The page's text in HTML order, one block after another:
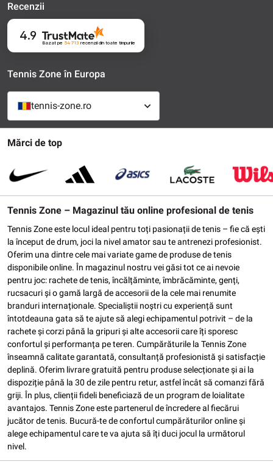
Mărci de top
Tennis Zone – Magazinul tău online profesional de tenis
Tennis Zone este locul ideal pentru toți pasionații de tenis – fie că ești
la început de drum, joci la nivel amator sau te antrenezi profesionist.
Oferim una dintre cele mai variate game de produse de tenis
disponibile online. În magazinul nostru vei găsi tot ce ai nevoie
pentru joc: rachete de tenis, încălțăminte, îmbrăcăminte, genți,
rucsacuri și o gamă largă de accesorii de la cele mai renumite
branduri internaționale. Specialiștii noștri cu experiență sunt
întotdeauna gata să te ajute să alegi echipamentul potrivit – de la
rachete și corzi până la gripuri și alte accesorii care îți sporesc
confortul și performanța pe teren. Cumpărăturile la Tennis Zone
înseamnă calitate garantată, consultanță profesionistă și satisfacție
deplină. Oferim livrare gratuită pentru produse selecționate și ai la
dispoziție până la 30 de zile pentru retur, astfel încât să comanzi fără
griji. În plus, clienții fideli beneficiază de un program de loialitate
avantajos. Tennis Zone este partenerul de încredere al fiecărui
jucător de tenis. Bucură-te de confortul cumpărăturilor online și
alege echipamentul care te va ajuta să îți duci jocul la următorul
nivel.
Recenzii
4.9
Bazat pe 54 713 recenziidin toate timpurile
Tennis Zone în Europa
tennis-zone.ro